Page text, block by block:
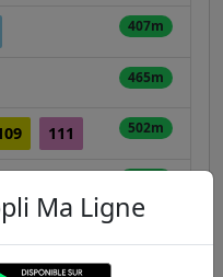
407m
465m
111 502m
Ma Ligne